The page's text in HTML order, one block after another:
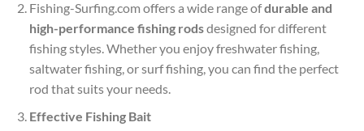
Fishing-Surfing.com offers a wide range ofdurable and
high-performance fishing rodsdesigned for different
fishing styles. Whether you enjoy freshwater fishing,
saltwater fishing, or surf fishing, you can find the perfect
rod that suits your needs.
Effective Fishing Bait